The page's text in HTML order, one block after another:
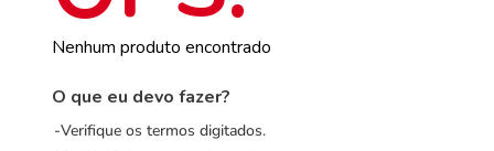
Nenhum produto encontrado
O que eu devo fazer?
Verifique os termos digitados.